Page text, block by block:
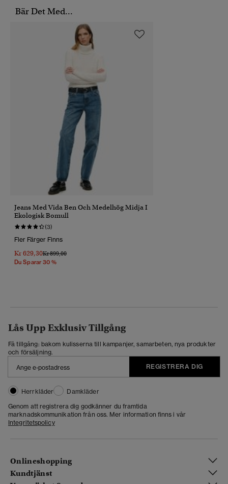
Bär Det Med...
Jeans Med Vida Ben Och Medelhög Midja I
Ekologisk Bomull
(3)
Fler Färger Finns
Kr 629,30Pris Reducerat Från
Kr 899,00Till
Du Sparar 30 %
Lås Upp Exklusiv Tillgång
Få tillgång: bakom kulisserna till kampanjer, samarbeten, nya produkter
och försäljning.
REGISTRERA DIG
Herrkläder
Damkläder
Genom att registrera dig godkänner du framtida
marknadskommunikation från oss. Mer information finns i vår
Integritetspolicy
Onlineshopping
Kundtjänst